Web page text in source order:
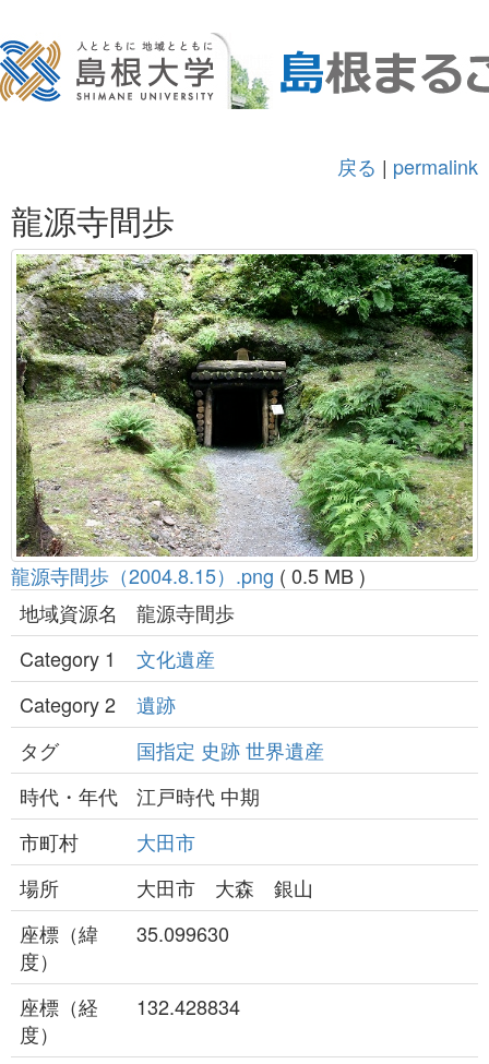
戻る | permalink
龍源寺間歩
龍源寺間歩（2004.8.15）.png ( 0.5 MB )
地域資源名
龍源寺間歩
Category 1
文化遺産
Category 2
遺跡
タグ
国指定 史跡世界遺産
時代・年代
江戸時代 中期
市町村
大田市
場所
大田市 大森 銀山
座標（緯
度）
35.099630
座標（経
度）
132.428834